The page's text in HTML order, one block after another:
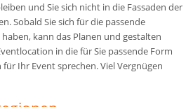
und Sie sich nicht in die Fassaden der
Sobald Sie sich für die passende
kann das Planen und gestalten
in die für Sie passende Form
Ihr Event sprechen. Viel Vergnügen